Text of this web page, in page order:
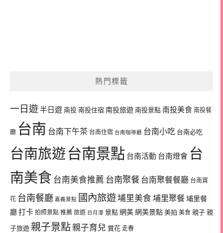
熱門標籤
一日遊半日遊 南投 南投住宿 南投旅遊 南投景點 南投美食 南投餐
廳 台南 台南下午茶 台南住宿 台南咖啡廳 台南小吃 台南必吃
台南旅遊 台南景點 台南活動 台南燈會 台
南美食 台南美食推薦 台南聚餐 台南聚餐餐廳 台南賞
花 台南餐廳 嘉義景點 國內旅遊埔里美食 埔里聚餐埔里餐
廳打卡 拍照景點 推薦 旅遊 日月潭 景點 網美網美景點 美拍 美食 親子 親
子旅遊 親子景點親子育兒 賞花 走春